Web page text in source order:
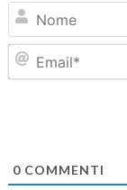
0COMMENTI